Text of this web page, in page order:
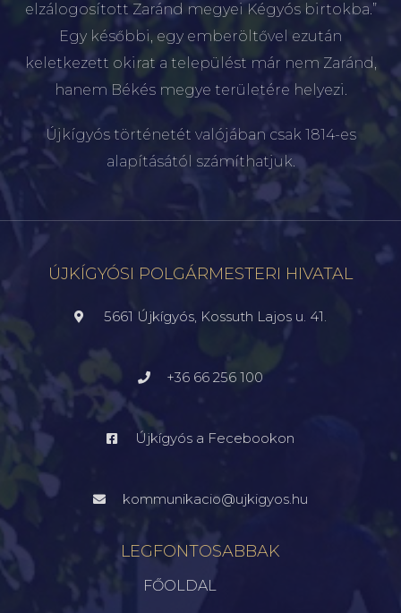
elzálogosított Zaránd megyei Kégyós birtokba.”
Egy későbbi, egy emberöltővel ezután
keletkezett okirat a települést már nem Zaránd,
hanem Békés megye területére helyezi.
Újkígyós történetét valójában csak 1814-es
alapításától számíthatjuk.
ÚJKÍGYÓSI POLGÁRMESTERI HIVATAL
5661 Újkígyós, Kossuth Lajos u. 41.
+36 66 256 100
Újkígyós a Fecebookon
kommunikacio@ujkigyos.hu
LEGFONTOSABBAK
FŐOLDAL